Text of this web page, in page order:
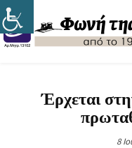
Έρχεται
8